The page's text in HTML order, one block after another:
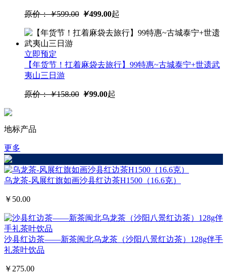
原价：￥599.00 ￥499.00起
立即预定
【年货节！扛着麻袋去旅行】99特惠~古城泰宁+世遗武
夷山三日游
原价：￥158.00 ￥99.00起
地标产品
更多
乌龙茶-风展红旗如画沙县红边茶H1500（16.6克）
￥50.00
沙县红边茶——新茶闽北乌龙茶（沙阳八景红边茶）128g伴手
礼茶叶饮品
￥275.00